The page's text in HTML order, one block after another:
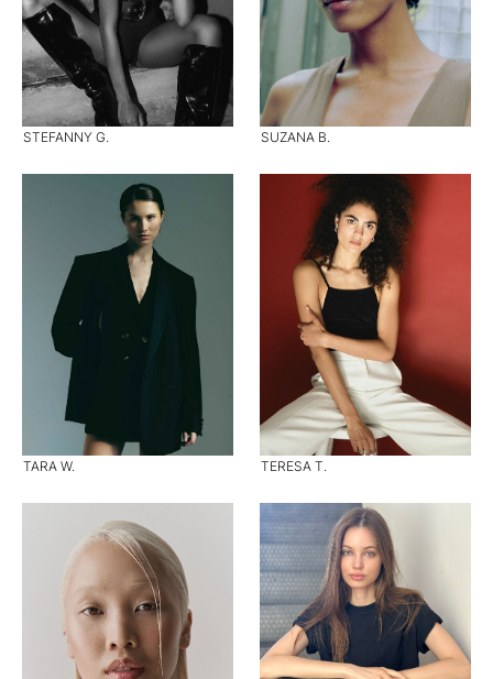
STEFANNY G. SUZANA B.
TARA W. TERESA T.